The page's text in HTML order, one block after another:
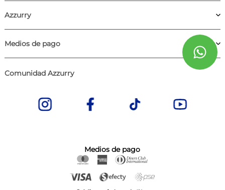
Azzurry
Medios de pago
Comunidad Azzurry
Medios de pago